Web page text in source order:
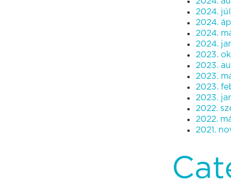
2024.
2024.
2024.
2024.
2023.
2023.
2023.
2023.
2023.
2022.
2022.
2021.